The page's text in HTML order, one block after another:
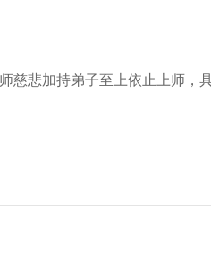
慈悲加持弟子至上依止上师，